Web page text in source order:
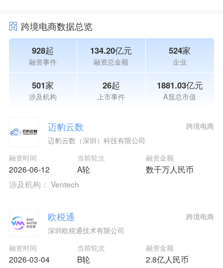
跨境电商数据总览
928起
融资事件
134.20亿元
融资总金额
524家
企业
501家
涉及机构
26起
上市事件
1881.03亿元
A股总市值
迈豹云数
迈豹云数（深圳）科技有限公司
融资时间
2026-06-12
当前轮次
A轮
融资金额
数千万人民币
跨境电商
涉及机构： Ventech
欧税通
深圳欧税通技术有限公司
融资时间
2026-03-04
当前轮次
B轮
融资金额
2.8亿人民币
跨境电商